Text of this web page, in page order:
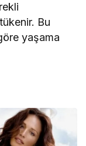
Bu
yaşama